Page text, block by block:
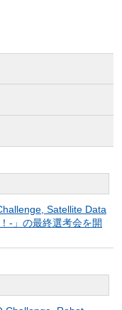
Satellite Data
-」の最終選考会を開